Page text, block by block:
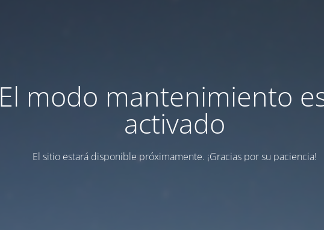
El modo mantenimiento
activado
El sitio estará disponible próximamente. ¡Gracias por su paciencia!